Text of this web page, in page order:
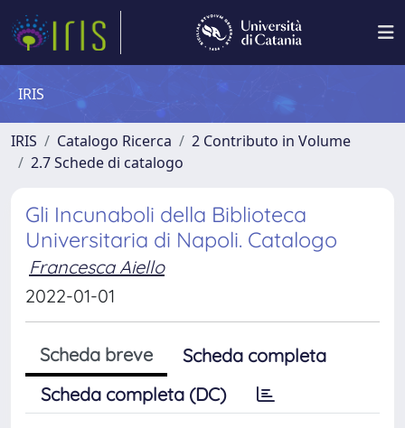
IRIS
IRIS Catalogo Ricerca
2 Contributo in Volume
2.7 Schede di catalogo
Gli Incunaboli della Biblioteca
Universitaria di Napoli. Catalogo
Francesca Aiello
2022-01-01
Scheda breve
Scheda completa
Scheda completa (DC)